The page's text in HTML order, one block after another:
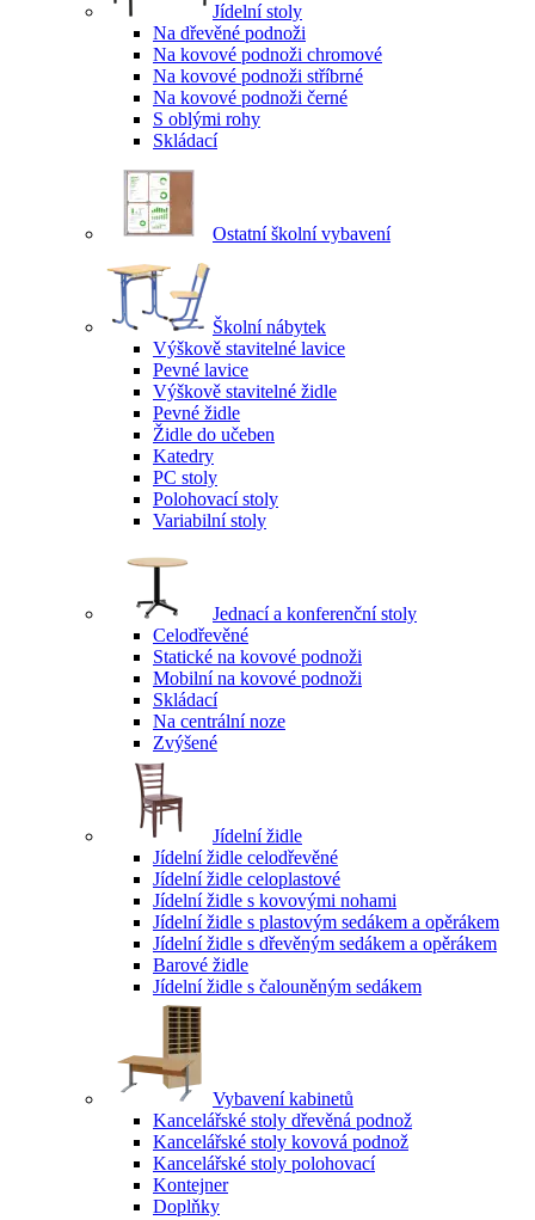
Jídelní stoly
Na dřevěné podnoži
Na kovové podnoži chromové
Na kovové podnoži stříbrné
Na kovové podnoži černé
S oblými rohy
Skládací
Ostatní školní vybavení
Školní nábytek
Výškově stavitelné lavice
Pevné lavice
Výškově stavitelné židle
Pevné židle
Židle do učeben
Katedry
PC stoly
Polohovací stoly
Variabilní stoly
Jednací a konferenční stoly
Celodřevěné
Statické na kovové podnoži
Mobilní na kovové podnoži
Skládací
Na centrální noze
Zvýšené
Jídelní židle
Jídelní židle celodřevěné
Jídelní židle celoplastové
Jídelní židle s kovovými nohami
Jídelní židle s plastovým sedákem a opěrákem
Jídelní židle s dřevěným sedákem a opěrákem
Barové židle
Jídelní židle s čalouněným sedákem
Vybavení kabinetů
Kancelářské stoly dřevěná podnož
Kancelářské stoly kovová podnož
Kancelářské stoly polohovací
Kontejner
Doplňky